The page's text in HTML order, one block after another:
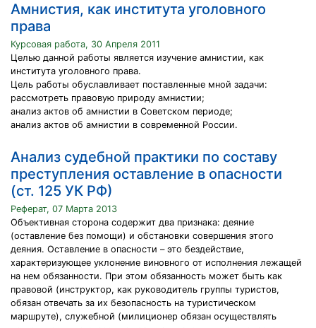
Амнистия, как института уголовного
права
Курсовая работа, 30 Апреля 2011
Целью данной работы является изучение амнистии, как
института уголовного права.
Цель работы обуславливает поставленные мной задачи:
рассмотреть правовую природу амнистии;
анализ актов об амнистии в Советском периоде;
анализ актов об амнистии в современной России.
Анализ судебной практики по составу
преступления оставление в опасности
(ст. 125 УК РФ)
Реферат, 07 Марта 2013
Объективная сторона содержит два признака: деяние
(оставление без помощи) и обстановки совершения этого
деяния. Оставление в опасности – это бездействие,
характеризующее уклонение виновного от исполнения лежащей
на нем обязанности. При этом обязанность может быть как
правовой (инструктор, как руководитель группы туристов,
обязан отвечать за их безопасность на туристическом
маршруте), служебной (милиционер обязан осуществлять